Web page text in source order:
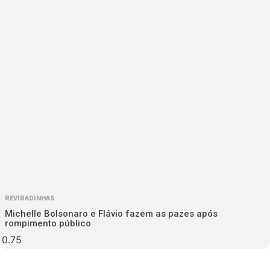
REVIRADINHAS
Michelle Bolsonaro e Flávio fazem as pazes após
rompimento público